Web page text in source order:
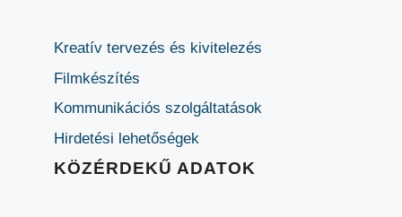
Kreatív tervezés és kivitelezés
Filmkészítés
Kommunikációs szolgáltatások
Hirdetési lehetőségek
KÖZÉRDEKŰ ADATOK